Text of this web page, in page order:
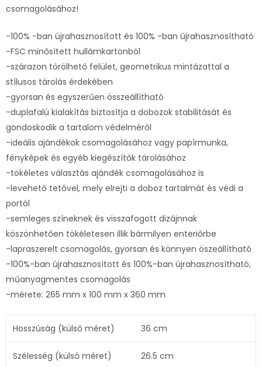
csomagolásához!
-100% -ban újrahasznosított és 100% -ban újrahasznosítható
-FSC minősített hullámkartonból
-szárazon törölhető felület, geometrikus mintázattal a
stílusos tárolás érdekében
-gyorsan és egyszerűen összeállítható
-duplafalú kialakítás biztosítja a dobozok stabilitását és
gondoskodik a tartalom védelméről
-ideális ajándékok csomagolásához vagy papírmunka,
fényképek és egyéb kiegészítők tárolásához
-tökéletes választás ajándék csomagolásához is
-levehető tetővel, mely elrejti a doboz tartalmát és védi a
portól
-semleges színeknek és visszafogott dizájnnak
köszönhetően tökéletesen illik bármilyen enteriőrbe
-lapraszerelt csomagolás, gyorsan és könnyen öszeállítható
-100%-ban újrahasznosított és 100%-ban újrahasznosítható,
műanyagmentes csomagolás
-mérete: 265 mm x 100 mm x 360 mm
Hosszúság (külső méret) 36 cm
Szélesség (külső méret) 26.5 cm